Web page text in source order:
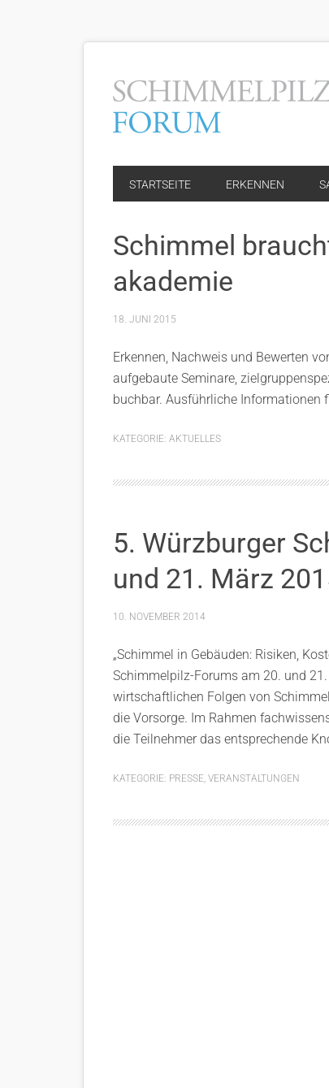
STARTSEITE ERKENNEN
Schimmel
akademie
18. JUNI 2015
Erkennen, Nachweis und Bewerten
aufgebaute Seminare,
buchbar. Ausführliche Informationen
KATEGORIE: AKTUELLES
5. Würzburger
und 21. März
10. NOVEMBER 2014
„Schimmel in Gebäuden: Risiken,
Schimmelpilz-Forums am 20. und
wirtschaftlichen Folgen von
die Vorsorge. Im Rahmen
die Teilnehmer das entsprechende
KATEGORIE: PRESSE, VERANSTALTUNGEN